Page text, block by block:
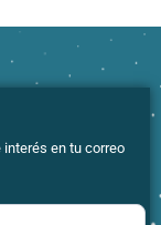
en tu correo